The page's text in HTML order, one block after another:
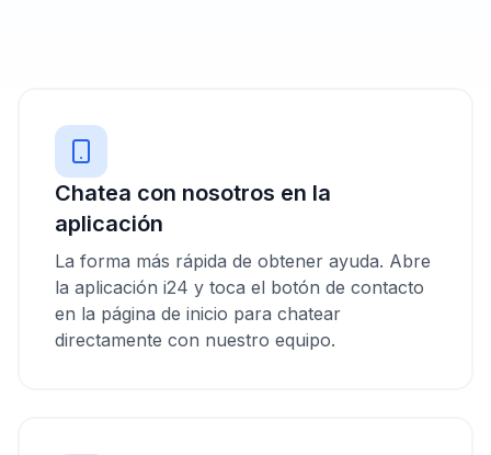
Chatea con nosotros en la
aplicación
La forma más rápida de obtener ayuda. Abre
la aplicación i24 y toca el botón de contacto
en la página de inicio para chatear
directamente con nuestro equipo.